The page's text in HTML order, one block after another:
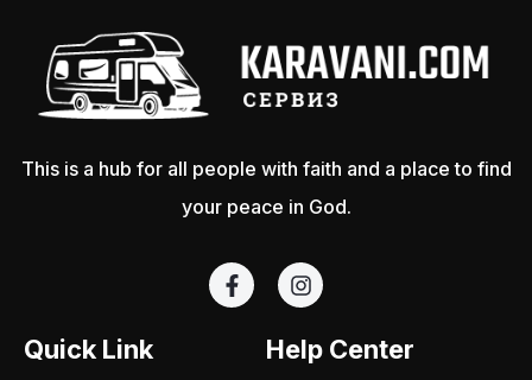
This is a hub for all people with faith and a place to find
your peace in God.
F
a
I
n
t
a
Quick Link Help Center